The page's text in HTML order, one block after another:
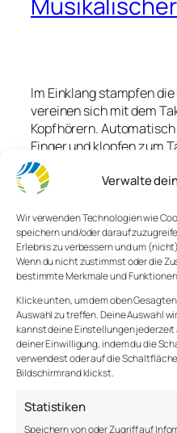
Verwalte
Wir verwenden Technologien wie
speichern und/oder darauf
Erlebnis zu verbessern und um
Wenn du nicht zustimmst oder die
bestimmte Merkmale und
Klicke unten, um dem oben
Auswahl zu treffen. Deine Auswahl
kannst deine Einstellungen
deiner Einwilligung, indem du die
verwendest oder auf die
Bildschirmrand klickst.
Statistiken
Speichern von oder Zugriff auf
Im Einklang stampfen
vereinen sich mit dem
Kopfhörern.
Finger und klopfen zum
könnten die Klänge
gelangen und dort
körperliche Reaktionen
Dabei können wir nicht
uns sehr stark berühren,
warum das so ist. Führen
Musik uns vielseitig
den Konsequenzen und
resultieren.
Völlige
Wir können mitsingen,